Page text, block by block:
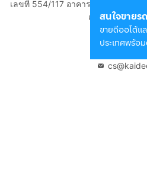
สนใจขายร
ขายดีออโต้แ
ประเทศพร้
เลขที่ 554/117 อาคารสกายไนน์ เซ็
แขวงดินแดง เข
กรุงเทพมหาน